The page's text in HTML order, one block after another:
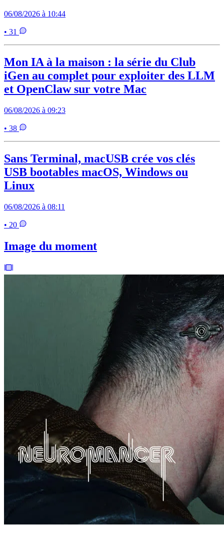
06/08/2026 à 10:44
• 31
Mon IA à la maison : la série du Club
iGen au complet pour exploiter des LLM
et OpenClaw sur votre Mac
06/08/2026 à 09:23
• 38
Sans Terminal, macUSB crée vos clés
USB bootables macOS, Windows ou
Linux
06/08/2026 à 08:11
• 20
Image du moment